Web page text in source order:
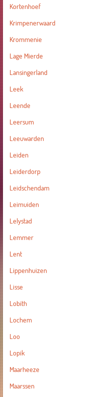
Kortenhoef
Krimpenerwaard
Krommenie
Lage Mierde
Lansingerland
Leek
Leende
Leersum
Leeuwarden
Leiden
Leiderdorp
Leidschendam
Leimuiden
Lelystad
Lemmer
Lent
Lippenhuizen
Lisse
Lobith
Lochem
Loo
Lopik
Maarheeze
Maarssen